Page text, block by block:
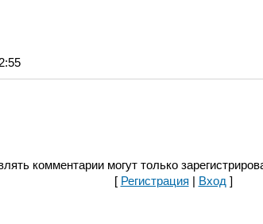
комментарии могут только
[ Регистрация Вход]